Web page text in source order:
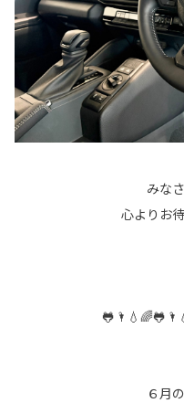
みな
心よりお
６月